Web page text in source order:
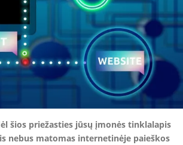
šios priežasties jūsų įmonės tinklalapis
nebus matomas internetinėje paieškos